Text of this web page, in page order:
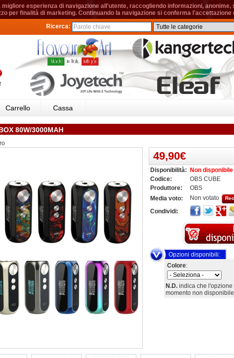
esperienza di navigazione all'utente, raccogliendo informazioni,
per finalità di marketing. Continuando la navigazione si conferma l'accettazione
Ricerca:
Carrello Cassa
80W/3000MAH
49,90€
Disponibilità:
Non disponibile
Codice:
OBS CUBE
Produttore:
OBS
Media voto:
Non votato
Condividi:
Opzioni disponibili:
Colore:
N.D. indica che l'opzione
momento non disponibile